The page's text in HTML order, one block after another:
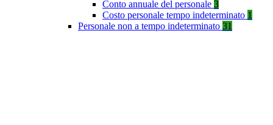
Conto annuale del personale 3
Costo personale tempo indeterminato 1
Personale non a tempo indeterminato 31